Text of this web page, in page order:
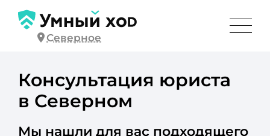
Северное
Консультация юриста
в Северном
Мы нашли для вас подходящего